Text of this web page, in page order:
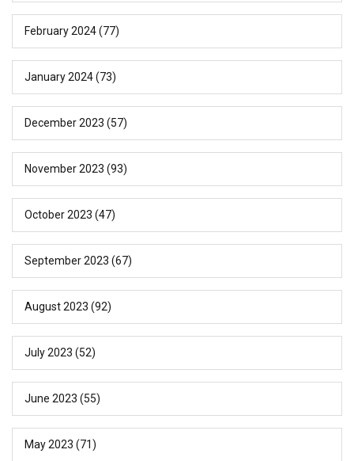
February 2024(77)
January 2024(73)
December 2023 (57)
November 2023 (93)
October 2023 (47)
September 2023 (67)
August 2023 (92)
July 2023 (52)
June 2023 (55)
May 2023 (71)